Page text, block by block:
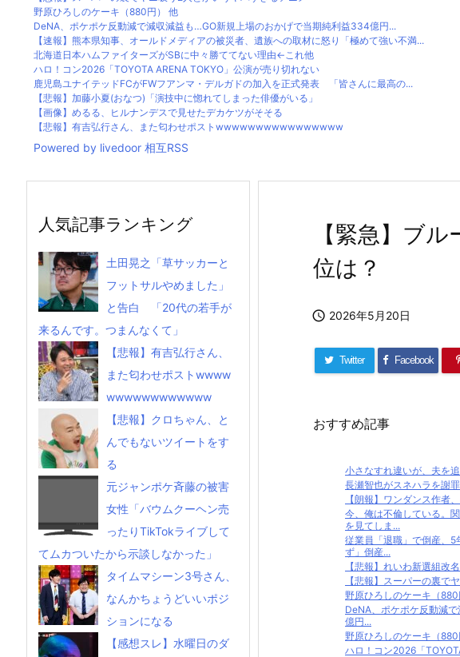
野原ひろしのケーキ（880円） 他
DeNA、ポケポケ反動減で減収減益も…GO新規上場のおかげで当期純利益334億円...
【速報】熊本県知事、オールドメディアの被災者、遺族への取材に怒り「極めて強い不満...
北海道日本ハムファイターズがSBに中々勝ててない理由←これ他
ハロ！コン2026「TOYOTA ARENA TOKYO」公演が売り切れない
鹿児島ユナイテッドFCがFWフアンマ・デルガドの加入を正式発表 「皆さんに最高の...
【悲報】加藤小夏(おなつ)「演技中に惚れてしまった俳優がいる」
【画像】めるる、ヒルナンデスで見せたデカケツがそそる
【悲報】有吉弘行さん、また匂わせポストwwwwwwwwwwwwwwww
Powered by livedoor 相互RSS
【緊急】ブ
位は？
 2026年5月20日
Twitter Facebook
おすすめ記事
小さなすれ違いが、夫を
長瀬智也がスネハラを謝
【朗報】ワンダンス作者
今、俺は不倫している。
を見てしま...
従業員「退職」で倒産、5
ず」倒産...
【悲報】れいわ新選組改
【悲報】スーパーの裏で
野原ひろしのケーキ（
DeNA、ポケポケ反動減
億円...
野原ひろしのケーキ（880
ハロ！コン2026「
人気記事ランキング
土田晃之「草サッカーと
フットサルやめました」
と告白 「20代の若手が
来るんです。つまんなくて」
【悲報】有吉弘行さん、
また匂わせポストwwww
wwwwwwwwwwww
【悲報】クロちゃん、と
んでもないツイートをす
る
元ジャンポケ斉藤の被害
女性「バウムクーヘン売
ったりTikTokライブして
てムカついたから示談しなかった」
タイムマシーン3号さん、
なんかちょうどいいポジ
ションになる
【感想スレ】水曜日のダ